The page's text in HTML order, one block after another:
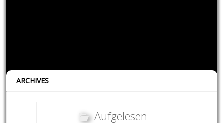
ARCHIVES
Aufgelesen